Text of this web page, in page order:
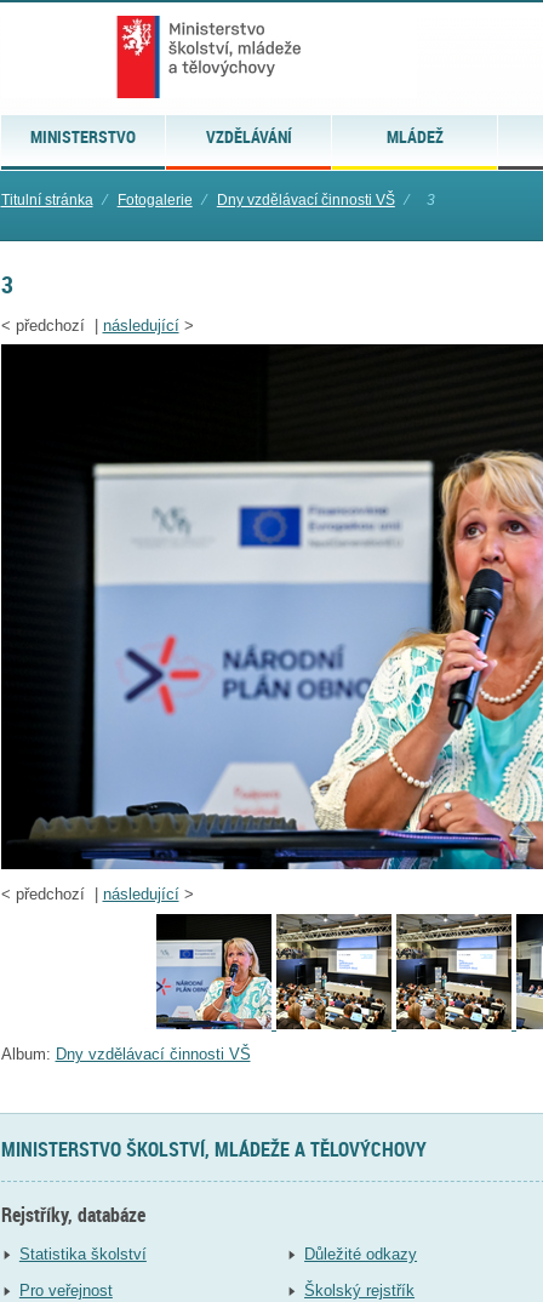
MINISTERSTVO VZDĚLÁVÁNÍ MLÁDEŽ
Titulní stránka ⁄ Fotogalerie ⁄ Dny vzdělávací činnosti VŠ ⁄ 3
3
< předchozí | následující>
< předchozí | následující>
Album: Dny vzdělávací činnosti VŠ
MINISTERSTVO ŠKOLSTVÍ, MLÁDEŽE A TĚLOVÝCHOVY
Rejstříky, databáze
Statistika školství
Pro veřejnost
Důležité odkazy
Školský rejstřík